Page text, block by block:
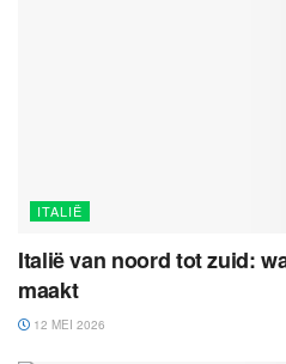
ITALIË
Italië van noord tot zuid:
maakt
12 MEI 2026